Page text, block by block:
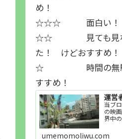
め！
☆☆☆ 面白い！
☆☆ 見ても見な
た！ けどおすすめ！
☆ 時間の無駄
すすめ！
運営
当ブ
の映
界中
世界
umemomoliwu.com